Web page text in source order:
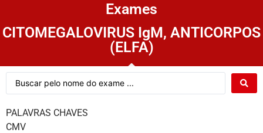
Exames
CITOMEGALOVIRUS IgM, ANTICORPOS
(ELFA)
PALAVRAS CHAVES
CMV